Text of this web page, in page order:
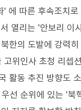
에 따른 후속조치
열리는 '안보리 이
한의 도발에 강력
고위인사 초청 리
활동 추진 방향도
선 순위에 있는 '